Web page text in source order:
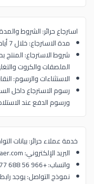
استرجاع حرائر: الشروط
مدة الاسترجاع: خلال 7 أيام من تاريخ استلام الطلب.
شروط الاسترجاع: المنتج
الملصقات والكروت
الاستثناءات والرسوم:
ورسوم الدفع عند
خدمة عملاء حرائر: بيانات
البريد الإلكتروني: info@haraer.com
واتساب: +966 56 688 3377
نموذج التواصل: يوجد